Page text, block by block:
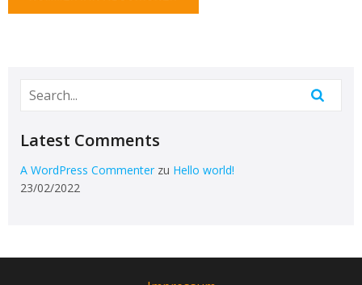
Latest Comments
A WordPress Commenter zu Hello world!
23/02/2022